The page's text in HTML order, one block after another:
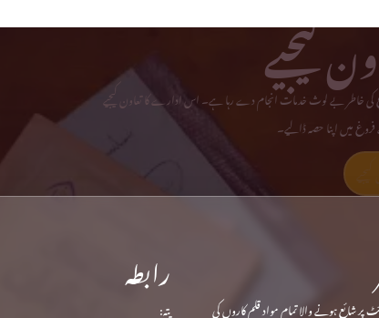
کیجیے
کی خاطر بے لوث خدمات انجام دے رہا ہے۔ اس ادارے کا تعاون کیجیے
فروغ میں اپنا حصہ ڈالیے۔
شائع ہونے والا تمام مواد قلم کاروں کی
رابطہ
پتہ: